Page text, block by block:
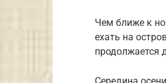
Чем ближе к
ехать на
продолжается